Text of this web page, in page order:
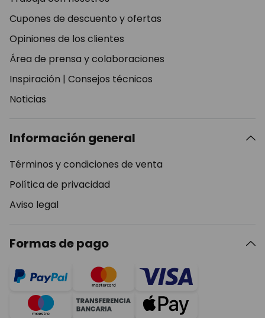
Cupones de descuento y ofertas
Opiniones de los clientes
Área de prensa y colaboraciones
Inspiración | Consejos técnicos
Noticias
Información general
Términos y condiciones de venta
Política de privacidad
Aviso legal
Formas de pago